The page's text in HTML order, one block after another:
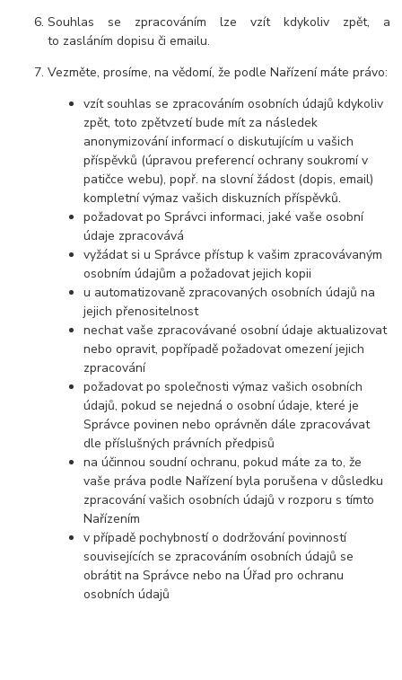
Souhlas se zpracováním lze vzít kdykoliv zpět, a
to zasláním dopisu či emailu.
Vezměte, prosíme, na vědomí, že podle Nařízení máte právo:
vzít souhlas se zpracováním osobních údajů kdykoliv
zpět, toto zpětvzetí bude mít za následek
anonymizování informací o diskutujícím u vašich
příspěvků (úpravou preferencí ochrany soukromí v
patičce webu), popř. na slovní žádost (dopis, email)
kompletní výmaz vašich diskuzních příspěvků.
požadovat po Správci informaci, jaké vaše osobní
údaje zpracovává
vyžádat si u Správce přístup k vašim zpracovávaným
osobním údajům a požadovat jejich kopii
u automatizovaně zpracovaných osobních údajů na
jejich přenositelnost
nechat vaše zpracovávané osobní údaje aktualizovat
nebo opravit, popřípadě požadovat omezení jejich
zpracování
požadovat po společnosti výmaz vašich osobních
údajů, pokud se nejedná o osobní údaje, které je
Správce povinen nebo oprávněn dále zpracovávat
dle příslušných právních předpisů
na účinnou soudní ochranu, pokud máte za to, že
vaše práva podle Nařízení byla porušena v důsledku
zpracování vašich osobních údajů v rozporu s tímto
Nařízením
v případě pochybností o dodržování povinností
souvisejících se zpracováním osobních údajů se
obrátit na Správce nebo na Úřad pro ochranu
osobních údajů